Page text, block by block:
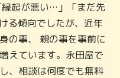
起が悪い…」「まだ先
る傾向でしたが、近年
の事、 親の事を事前に
えています。永田屋で
、相談は何度でも無料